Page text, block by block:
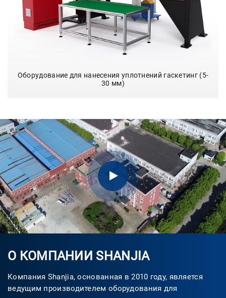
Оборудование для нанесения уплотнений гаскетинг (5-
30 мм)
О КОМПАНИИ SHANJIA
Компания Shanjia, основанная в 2010 году, является
ведущим производителем оборудования для